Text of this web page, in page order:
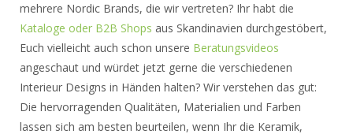
mehrere Nordic Brands, die wir vertreten? Ihr habt die
Kataloge oder B2B Shops aus Skandinavien durchgestöbert,
Euch vielleicht auch schon unsere Beratungsvideos
angeschaut und würdet jetzt gerne die verschiedenen
Interieur Designs in Händen halten? Wir verstehen das gut:
Die hervorragenden Qualitäten, Materialien und Farben
lassen sich am besten beurteilen, wenn Ihr die Keramik,